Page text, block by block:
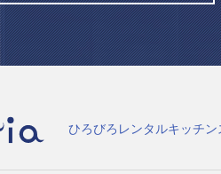
ひろびろレンタルキッチン